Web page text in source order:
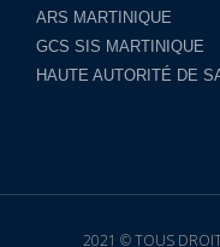
ARS MARTINIQUE
GCS SIS MARTINIQUE
HAUTE AUTORITÉ DE
2021 © TOUS